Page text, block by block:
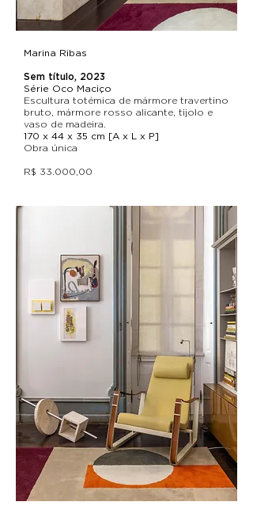
Marina Ribas
Sem título, 2023
Série Oco Maciço
Escultura totémica de mármore travertino
bruto, mármore rosso alicante, tijolo e
vaso de madeira.
170 x 44 x 35 cm [A x L x P]
Obra única
R$ 33.000,00